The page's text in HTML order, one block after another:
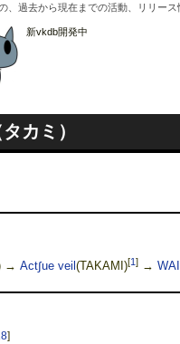
過去から現在までの活動、リリー
新vkdb開発中
カミ）
→ Act∫ue veil (TAKAMI)[1]→
]